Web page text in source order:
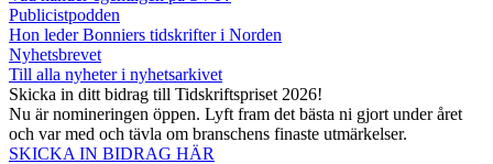
Publicistpodden
Hon leder Bonniers tidskrifter i Norden
Nyhetsbrevet
Till alla nyheter i nyhetsarkivet
Skicka in ditt bidrag till Tidskriftspriset 2026!
Nu är nomineringen öppen. Lyft fram det bästa ni gjort under året
och var med och tävla om branschens finaste utmärkelser.
SKICKA IN BIDRAG HÄR